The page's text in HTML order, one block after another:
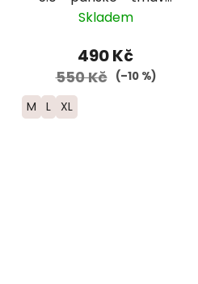
modrá
Skladem
490 Kč
550 Kč (–10 %)
M L XL